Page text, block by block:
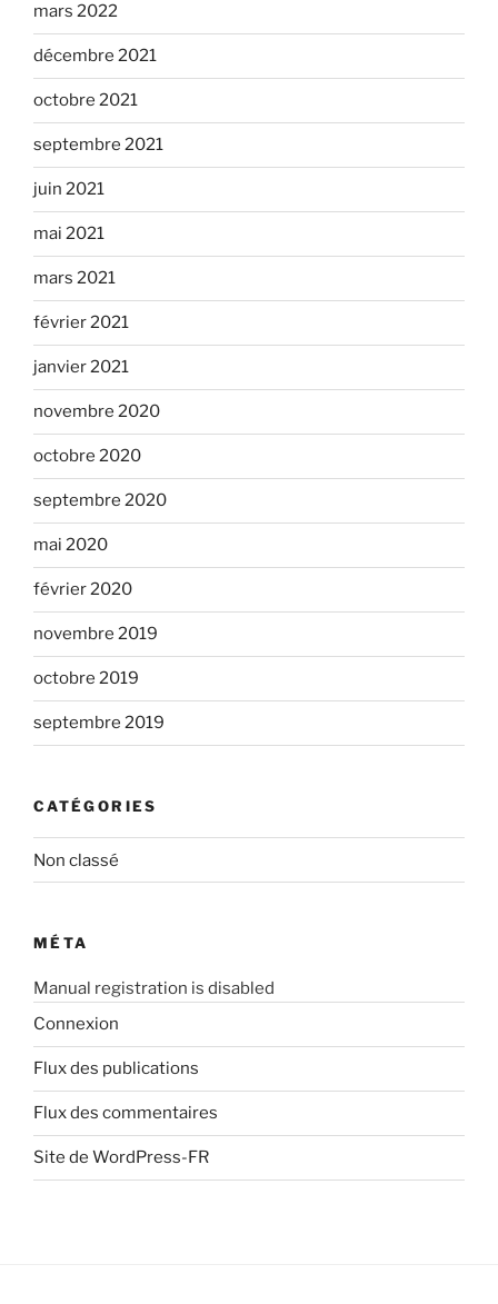
mars 2022
décembre 2021
octobre 2021
septembre 2021
juin 2021
mai 2021
mars 2021
février 2021
janvier 2021
novembre 2020
octobre 2020
septembre 2020
mai 2020
février 2020
novembre 2019
octobre 2019
septembre 2019
CATÉGORIES
Non classé
MÉTA
Manual registration is disabled
Connexion
Flux des publications
Flux des commentaires
Site de WordPress-FR